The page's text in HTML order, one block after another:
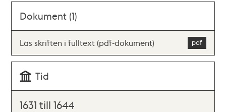
Dokument (1)
Läs skriften i fulltext (pdf-dokument)
Tid
1631 till 1644